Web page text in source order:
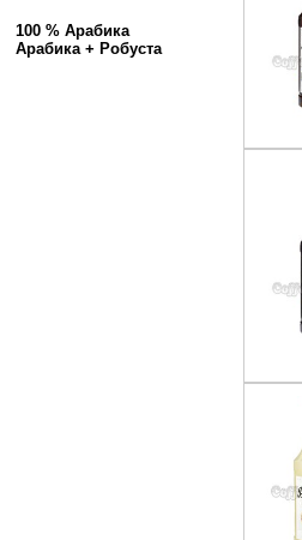
100 % Арабика
Арабика + Робуста